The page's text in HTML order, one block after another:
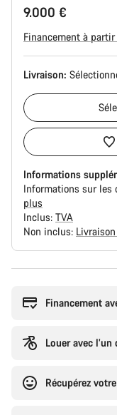
9.000 €
Financement à
Livraison:
Informations
Informations sur les
plus
Inclus: TVA
Non inclus:
Financement
Louer avec
Récupérez